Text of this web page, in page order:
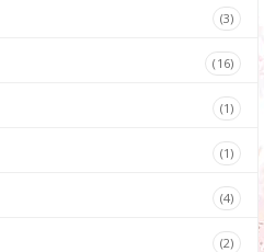
(3)
(16)
(1)
(1)
(4)
(2)